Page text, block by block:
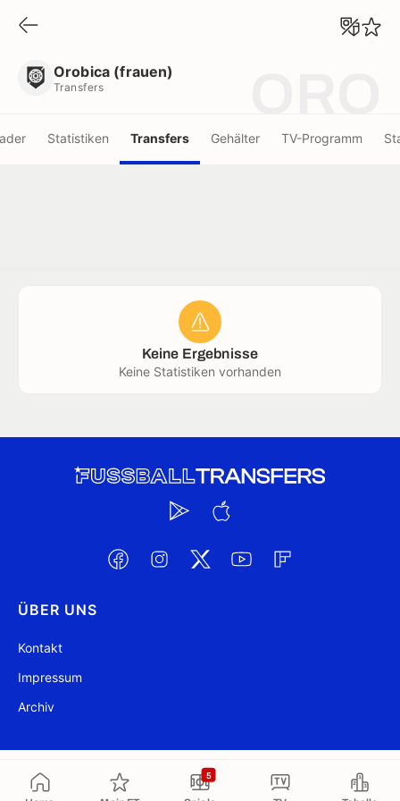
5
Orobica (frauen)
Transfers
Statistiken Transfers Gehälter TV-Programm
Keine Ergebnisse
Keine Statistiken vorhanden
ÜBER UNS
Kontakt
Impressum
Archiv
@ FussballTransfers.com 2009-2026